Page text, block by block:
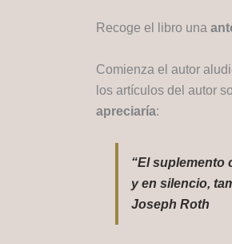
Recoge el libro una
Comienza el autor
los artículos del autor
apreciaría:
“El suplemento
y en silencio,
Joseph Roth